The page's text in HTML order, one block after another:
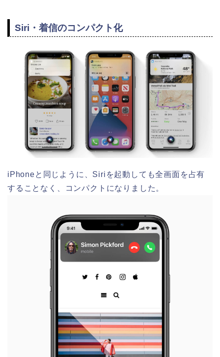
Siri・着信のコンパクト化
iPhoneと同じように、Siriを起動しても全画面を占有
することなく、コンパクトになりました。